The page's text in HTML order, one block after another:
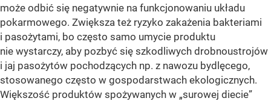
może odbić się negatywnie na funkcjonowaniu układu
pokarmowego. Zwiększa też ryzyko zakażenia bakteriami
i pasożytami, bo często samo umycie produktu
nie wystarczy, aby pozbyć się szkodliwych drobnoustrojów
i jaj pasożytów pochodzących np. z nawozu bydlęcego,
stosowanego często w gospodarstwach ekologicznych.
Większość produktów spożywanych w „surowej diecie”